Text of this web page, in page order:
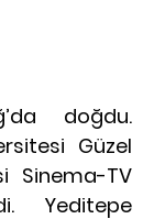
doğdu.
Güzel
Sinema-TV
Yeditepe